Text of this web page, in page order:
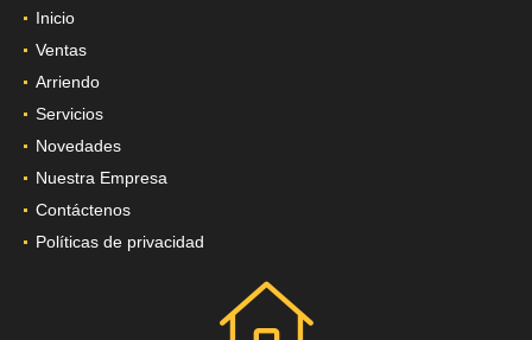
Inicio
Ventas
Arriendo
Servicios
Novedades
Nuestra Empresa
Contáctenos
Políticas de privacidad